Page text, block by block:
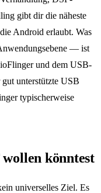
gibt dir die näheste
Android erlaubt. Was
— ist
und dem USB-
unterstützte USB
typischerweise
könntest
universelles Ziel. Es